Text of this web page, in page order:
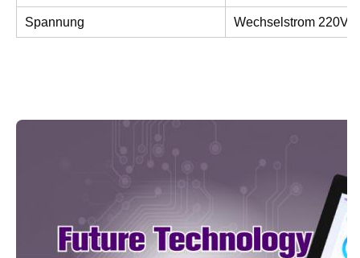
Spannung Wechselstrom 220V/